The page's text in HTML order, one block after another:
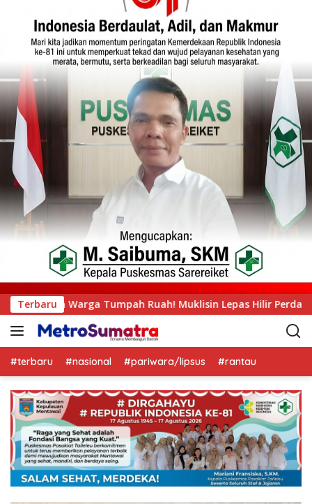
TerbaruHilir Perdana Pacu Jalur Mini, Tepian Ronge Biru
#terbaru #nasional #pariwara/lipsus #rantau